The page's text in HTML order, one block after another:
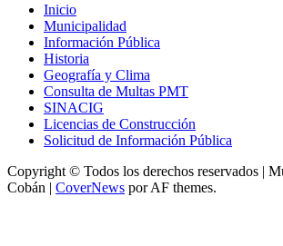
Inicio
Municipalidad
Información Pública
Historia
Geografía y Clima
Consulta de Multas PMT
SINACIG
Licencias de Construcción
Solicitud de Información Pública
Copyright © Todos los derechos reservados |
Cobán | CoverNews por AF themes.